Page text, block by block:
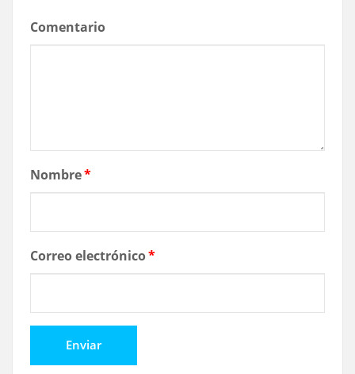
Comentario
Nombre*
Correo electrónico*